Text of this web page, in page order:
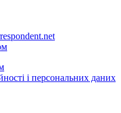
і персональних даних